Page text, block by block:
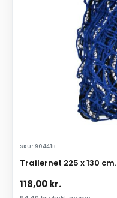
SKU: 90441B
Trailernet 225 x 130 cm.
118,00kr.